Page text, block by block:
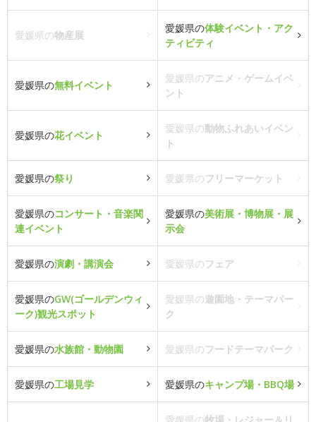
愛媛県の物産展
愛媛県の体験イベント・アク
ティビティ
愛媛県の無料イベント
愛媛県のアニメ・ゲームイベ
ント
愛媛県の花イベント
愛媛県の動物ふれあいイベン
ト
愛媛県の祭り 愛媛県のフリーマーケット
愛媛県のコンサート・音楽関
連イベント
愛媛県の美術展・博物展・展
示会
愛媛県の演劇・講演会 愛媛県のフェア
愛媛県のGW(ゴールデンウィ
ーク)観光スポット
愛媛県の遊園地・テーマパー
ク
愛媛県の水族館・動物園 愛媛県のフードテーマパーク
愛媛県の工場見学 愛媛県のキャンプ場・BBQ場